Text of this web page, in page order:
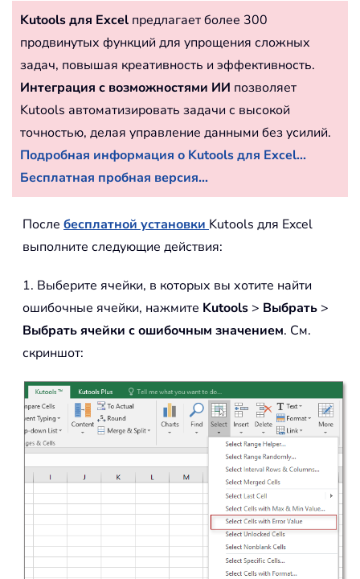
Kutools для Excel предлагает более 300
продвинутых функций для упрощения сложных
задач, повышая креативность и эффективность.
Интеграция с возможностями ИИ позволяет
Kutools автоматизировать задачи с высокой
точностью, делая управление данными без усилий.
Подробная информация о Kutools для Excel...
Бесплатная пробная версия...
После бесплатной установки Kutools для Excel
выполните следующие действия:
1. Выберите ячейки, в которых вы хотите найти
ошибочные ячейки, нажмите Kutools > Выбрать >
Выбрать ячейки с ошибочным значением. См.
скриншот: